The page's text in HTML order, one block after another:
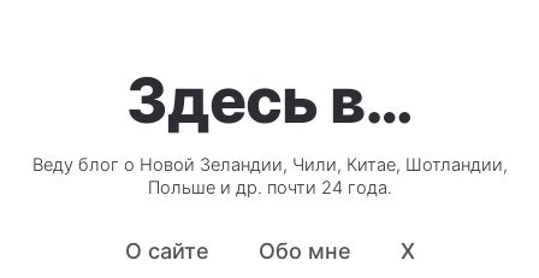
Здесь в…
Веду блог о Новой Зеландии, Чили, Китае, Шотландии,
Польше и др. почти 24 года.
О сайте Обо мне X